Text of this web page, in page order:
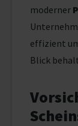
moderner
effizient
Blick